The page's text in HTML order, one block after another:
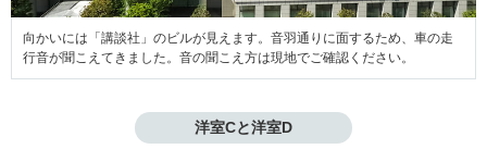
向かいには「講談社」のビルが見えます。音羽通りに面するため、車の走
行音が聞こえてきました。音の聞こえ方は現地でご確認ください。
洋室Cと洋室D